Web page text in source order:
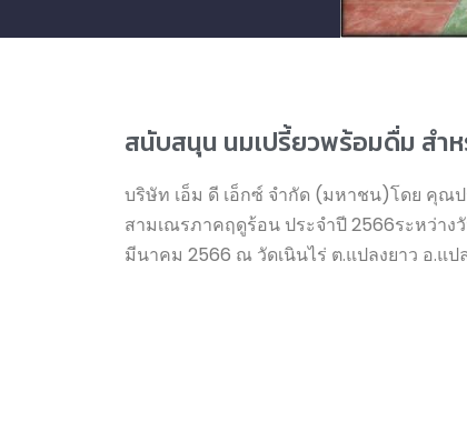
สนับสนุน นมเปรี้ยวพร้อมดื่ม สำ
บริษัท เอ็ม ดี เอ็กซ์ จำกัด (มหาชน)โดย คุณ
สามเณรภาคฤดูร้อน ประจำปี 2566ระหว่าง
มีนาคม 2566 ณ วัดเนินไร่ ต.แปลงยาว อ.แปล